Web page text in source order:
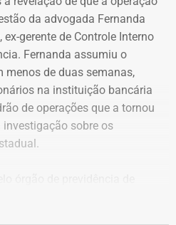
Alex Melim em 2026 — Foto:
Divulgacand
da advogada Fernanda
gerente de Controle Interno
Fernanda assumiu o
menos de duas semanas,
na instituição bancária
de operações que a tornou
sobre os
também
policial federal Jayme Alves